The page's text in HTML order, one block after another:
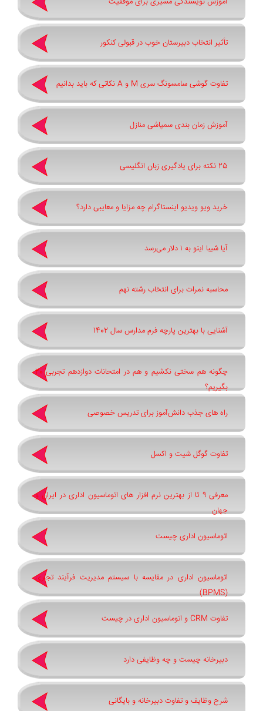
تأثیر انتخاب دبیرستان خوب در قبولی کنکور
تفاوت گوشی سامسونگ سری ‏M‏ و ‏A نکاتی که باید بدانیم
آموزش زمان بندی سمپاشی منازل
25 نکته برای یادگیری زبان انگلیسی
خرید ویو ویدیو اینستاگرام چه مزایا و معایبی دارد؟
آیا شیبا اینو به ۱ دلار می‌رسد
محاسبه نمرات برای انتخاب رشته نهم
آشنایی با بهترین پارچه فرم مدارس سال 1402
چگونه هم سختی نکشیم و هم در امتحانات دوازدهم تجربی 20
بگیریم؟
راه های جذب دانش‌آموز برای تدریس خصوصی
تفاوت گوگل شیت و اکسل
معرفی 9 تا از بهترین نرم افزار های اتوماسیون اداری در ایران و
جهان
اتوماسیون اداری چیست
اتوماسیون اداری در مقایسه با سیستم مدیریت فرآیند تجاری
(BPMS)
تفاوت CRM و اتوماسیون اداری در چیست
دبیرخانه چیست و چه وظایفی دارد
شرح وظایف و تفاوت دبیرخانه و بایگانی